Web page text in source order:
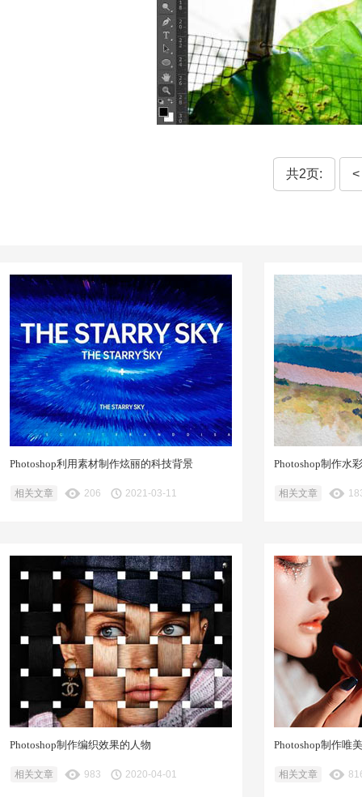
共2页: <
Photoshop利用素材制作炫丽的科技背景
相关文章 206 2021-03-11
Photoshop制作水
相关文章
Photoshop制作编织效果的人物
相关文章 983 2020-04-01
Photoshop制作唯
相关文章